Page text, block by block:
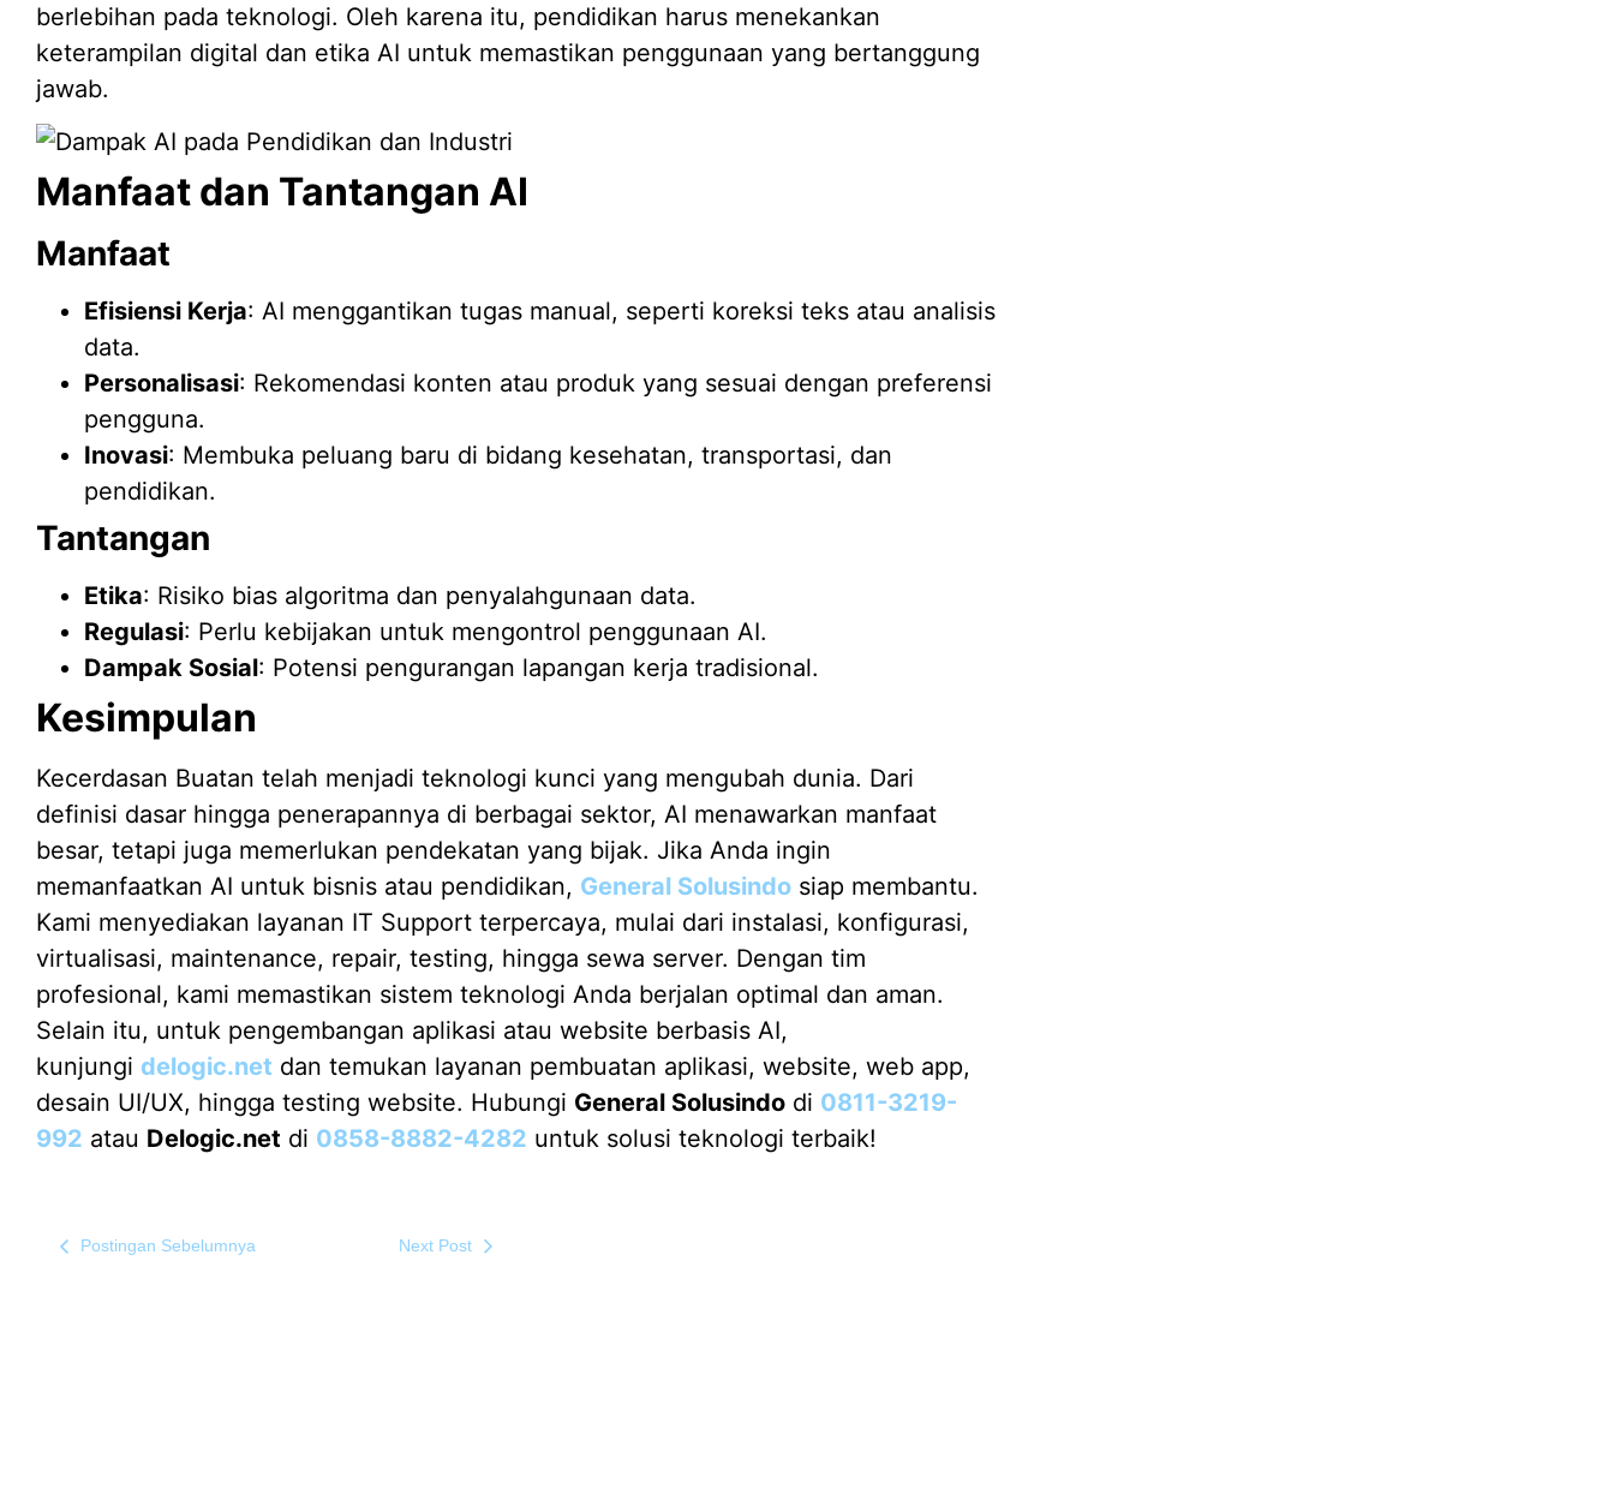
berlebihan pada teknologi. Oleh karena itu, pendidikan harus menekankan
keterampilan digital dan etika AI untuk memastikan penggunaan yang bertanggung
jawab.
Manfaat dan Tantangan AI
Manfaat
Efisiensi Kerja: AI menggantikan tugas manual, seperti koreksi teks atau analisis
data.
Personalisasi: Rekomendasi konten atau produk yang sesuai dengan preferensi
pengguna.
Inovasi: Membuka peluang baru di bidang kesehatan, transportasi, dan
pendidikan.
Tantangan
Etika: Risiko bias algoritma dan penyalahgunaan data.
Regulasi: Perlu kebijakan untuk mengontrol penggunaan AI.
Dampak Sosial: Potensi pengurangan lapangan kerja tradisional.
Kesimpulan
Kecerdasan Buatan telah menjadi teknologi kunci yang mengubah dunia. Dari
definisi dasar hingga penerapannya di berbagai sektor, AI menawarkan manfaat
besar, tetapi juga memerlukan pendekatan yang bijak. Jika Anda ingin
memanfaatkan AI untuk bisnis atau pendidikan, General Solusindo siap membantu.
Kami menyediakan layanan IT Support terpercaya, mulai dari instalasi, konfigurasi,
virtualisasi, maintenance, repair, testing, hingga sewa server. Dengan tim
profesional, kami memastikan sistem teknologi Anda berjalan optimal dan aman.
Selain itu, untuk pengembangan aplikasi atau website berbasis AI,
kunjungi delogic.net dan temukan layanan pembuatan aplikasi, website, web app,
desain UI/UX, hingga testing website. Hubungi General Solusindo di 0811-3219-
992 atau Delogic.net di 0858-8882-4282 untuk solusi teknologi terbaik!
Postingan Sebelumnya Next Post